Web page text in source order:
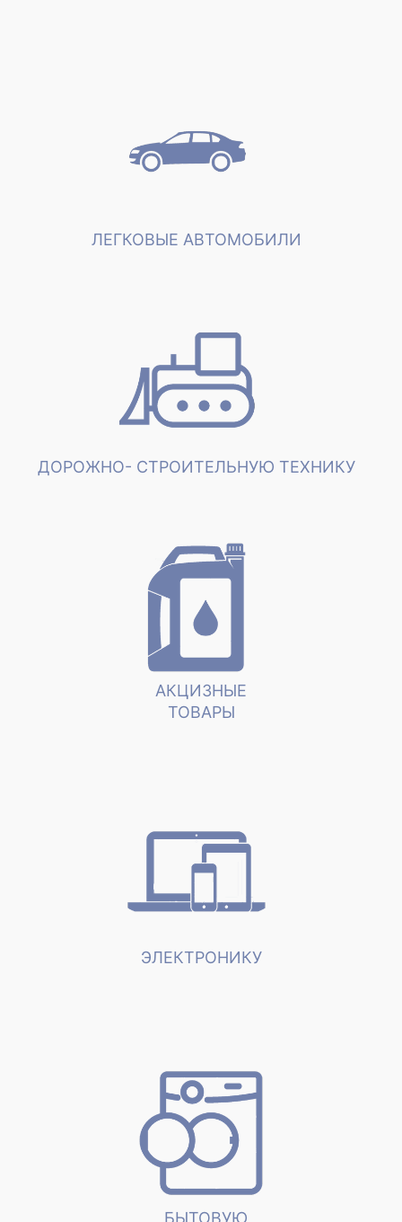
ЛЕГКОВЫЕ АВТОМОБИЛИ
ДОРОЖНО- СТРОИТЕЛЬНУЮ ТЕХНИКУ
АКЦИЗНЫЕ
ТОВАРЫ
ЭЛЕКТРОНИКУ
БЫТОВУЮ